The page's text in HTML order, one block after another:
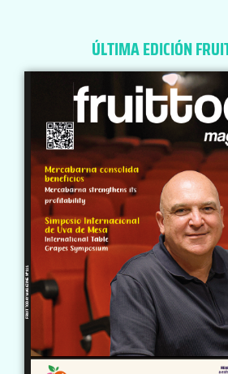
ÚLTIMA EDICIÓN